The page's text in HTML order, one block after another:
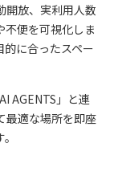
開放、実利用人数
不便を可視化しま
に合ったスペー
AGENTS」と連
最適な場所を即座